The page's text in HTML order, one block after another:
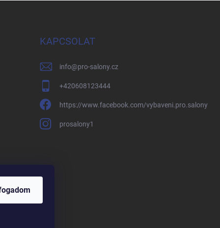
KAPCSOLAT
info@pro-salony.cz
+420608123444
https://www.facebook.com/vybaveni.pro.salony
prosalony1